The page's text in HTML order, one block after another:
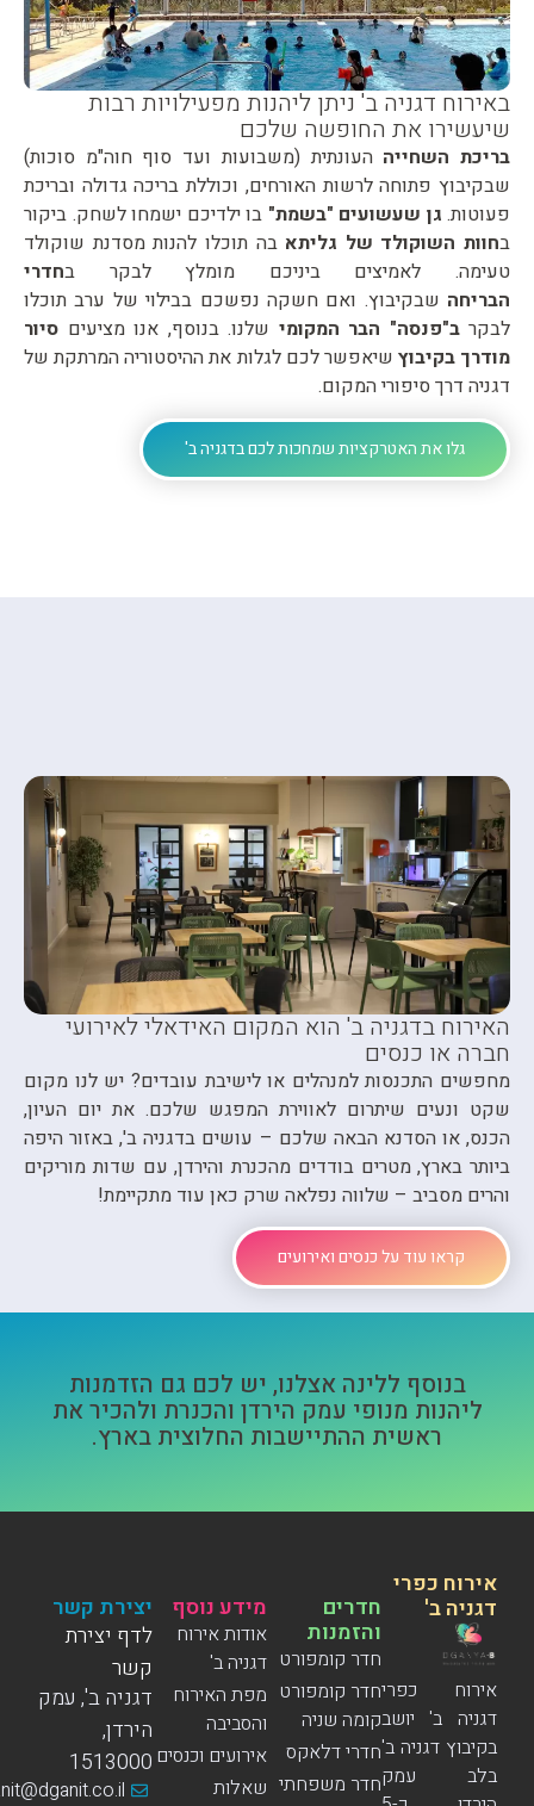
דגניה ב' ניתן ליהנות מפעילויות רבות
את החופשה שלכם
השחייההעונתית (משבועות ועד סוף חוה"מ סוכות)
פתוחה לרשות האורחים, וכוללת בריכה גדולה ובריכת
גן שעשועים "בשמת"בו ילדיכם ישמחו לשחק. ביקור
חוות השוקולד של גליתאבה תוכלו להנות מסדנת שוקולד
לאמיצים ביניכם מומלץ לבקר ב
חדרי
שבקיבוץ. ואם חשקה נפשכם בבילוי של ערב תוכלו
ב"פנסה" הבר המקומישלנו. בנוסף, אנו מציעיםסיור
בקיבוץשיאפשר לכם לגלות את ההיסטוריה המרתקת של
דרך סיפורי המקום.
גלו את האטרקציות שמחכות לכם בדגניה ב'
בדגניה ב' הוא המקום האידאלי לאירועי
או כנסים
התכנסות למנהלים או לישיבת עובדים? יש לנו מקום
ונעים שיתרום לאווירת המפגש שלכם. את יום העיון,
או הסדנא הבאה שלכם – עושים בדגניה ב', באזור היפה
בארץ, מטרים בודדים מהכנרת והירדן, עם שדות מוריקים
מסביב – שלווה נפלאה שרק כאן עוד מתקיימת!
קראו עוד על כנסים ואירועים
בנוסף ללינה אצלנו, יש לכם גם הזדמנות
ליהנות מנופי עמק הירדן והכנרת ולהכיר את
ראשית ההתיישבות החלוצית בארץ.
אירוח כפרי
דגניה ב'
אירוח כפרי
דגניה ב' יושב
בקיבוץ דגניה ב'
בלב עמק
חדרים
והזמנות
חדר קומפורט
חדר קומפורט
קומה שניה
חדרי דלאקס
חדר משפחתי
מידע נוסף
אודות אירוח
דגניה ב'
מפת האירוח
והסביבה
אירועים וכנסים
שאלות
יצירת קשר
לדף יצירת
קשר
דגניה ב', עמק
הירדן,
1513000
dganit@dganit.co.il